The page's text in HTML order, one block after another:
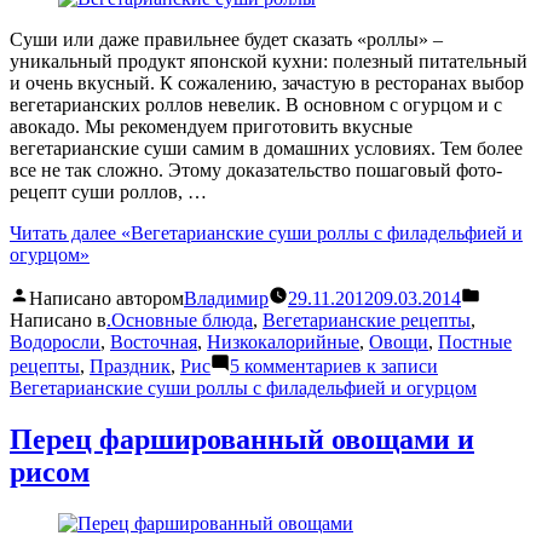
Суши или даже правильнее будет сказать «роллы» –
уникальный продукт японской кухни: полезный питательный
и очень вкусный. К сожалению, зачастую в ресторанах выбор
вегетарианских роллов невелик. В основном с огурцом и с
авокадо. Мы рекомендуем приготовить вкусные
вегетарианские суши самим в домашних условиях. Тем более
все не так сложно. Этому доказательство пошаговый фото-
рецепт суши роллов, …
Читать далее «Вегетарианские суши роллы с филадельфией и
огурцом»
Написано авторомВладимир 29.11.201209.03.2014
Написано в.Основные блюда, Вегетарианские рецепты,
Водоросли, Восточная, Низкокалорийные, Овощи, Постные
рецепты, Праздник, Рис 5 комментариев к записи
Вегетарианские суши роллы с филадельфией и огурцом
Перец фаршированный овощами и
рисом